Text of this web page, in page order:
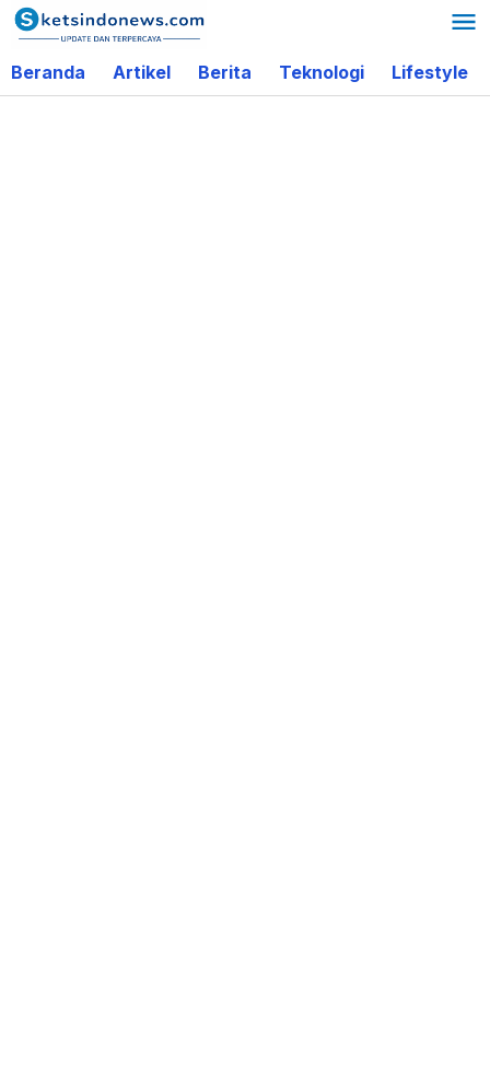
Lewati
ke
konten
Beranda Artikel Berita Teknologi Lifestyle